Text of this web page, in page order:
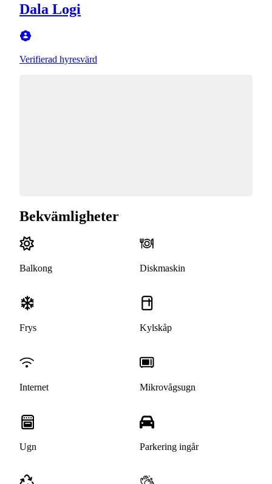
Dala Logi
Verifierad hyresvärd
Bekvämligheter
Balkong Diskmaskin
Frys Kylskåp
Internet Mikrovågsugn
Ugn Parkering ingår